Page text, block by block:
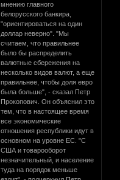
мнению главного
белорусского банкира,
"ориентироваться на один
доллар неверно". "Мы
считаем, что правильнее
было бы распределить
валютные сбережения на
несколько видов валют, а еще
правильнее, чтобы доля евро
была больше", - сказал Петр
Прокопович. Он объяснил это
тем, что в настоящее время
все экономические
отношения республики идут в
основном на уровне ЕС. "С
США и товарооборот
незначительный, и население
туда на порядок меньше